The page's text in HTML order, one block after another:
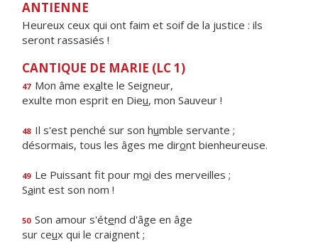
ANTIENNE
Heureux ceux qui ont faim et soif de la justice : ils
seront rassasiés !
CANTIQUE DE MARIE (LC 1)
47 Mon âme exalte le Seigneur,
exulte mon esprit en Dieu, mon Sauveur !
48 Il s'est penché sur son humble servante ;
désormais, tous les âges me diront bienheureuse.
49 Le Puissant fit pour moi des merveilles ;
Saint est son nom !
50 Son amour s'étend d'âge en âge
sur ceux qui le craignent ;